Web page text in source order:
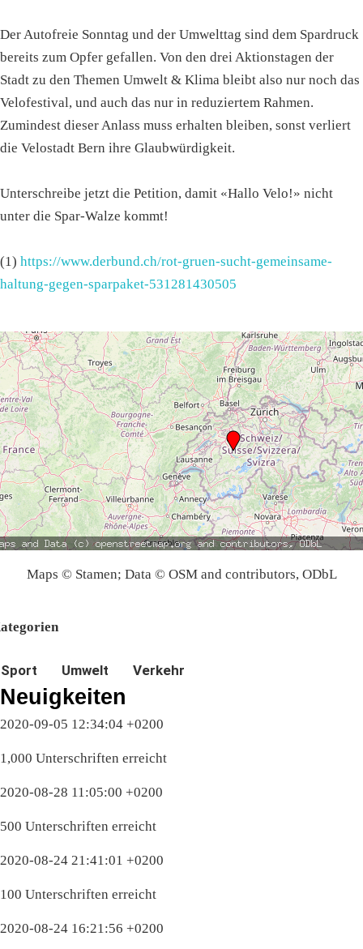
Der Autofreie Sonntag und der Umwelttag sind dem Spardruck
bereits zum Opfer gefallen. Von den drei Aktionstagen der
Stadt zu den Themen Umwelt & Klima bleibt also nur noch das
Velofestival, und auch das nur in reduziertem Rahmen.
Zumindest dieser Anlass muss erhalten bleiben, sonst verliert
die Velostadt Bern ihre Glaubwürdigkeit.
Unterschreibe jetzt die Petition, damit «Hallo Velo!» nicht
unter die Spar-Walze kommt!
(1) https://www.derbund.ch/rot-gruen-sucht-gemeinsame-
haltung-gegen-sparpaket-531281430505
Maps © Stamen; Data © OSM and contributors, ODbL
Sport Umwelt Verkehr
Neuigkeiten
2020-09-05 12:34:04 +0200
1,000 Unterschriften erreicht
2020-08-28 11:05:00 +0200
500 Unterschriften erreicht
2020-08-24 21:41:01 +0200
100 Unterschriften erreicht
2020-08-24 16:21:56 +0200